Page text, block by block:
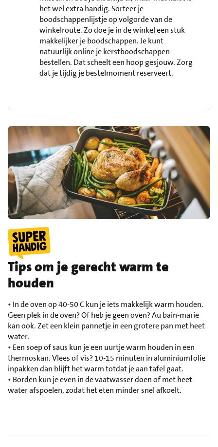
het wel extra handig. Sorteer je
boodschappenlijstje op volgorde van de
winkelroute. Zo doe je in de winkel een stuk
makkelijker je boodschappen. Je kunt
natuurlijk online je kerstboodschappen
bestellen. Dat scheelt een hoop gesjouw. Zorg
dat je tijdig je bestelmoment reserveert.
Tips om je gerecht warm te
houden
• In de oven op 40-50 C kun je iets makkelijk warm houden.
Geen plek in de oven? Of heb je geen oven? Au bain-marie
kan ook. Zet een klein pannetje in een grotere pan met heet
water.
• Een soep of saus kun je een uurtje warm houden in een
thermoskan. Vlees of vis? 10-15 minuten in aluminiumfolie
inpakken dan blijft het warm totdat je aan tafel gaat.
• Borden kun je even in de vaatwasser doen of met heet
water afspoelen, zodat het eten minder snel afkoelt.